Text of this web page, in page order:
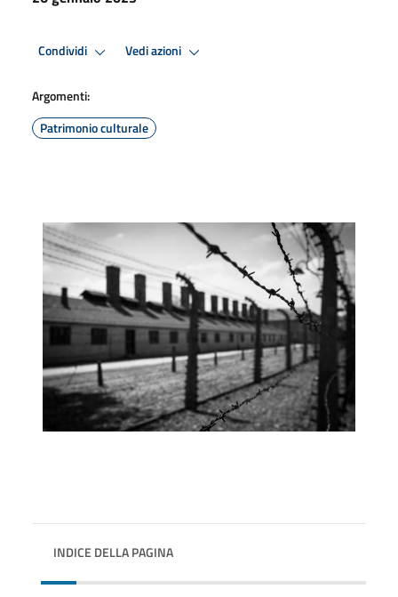
Condividi Vedi azioni
Argomenti:
Patrimonio culturale
INDICE DELLA PAGINA